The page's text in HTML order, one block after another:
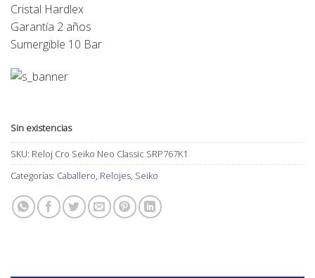
Cristal Hardlex
Garantía 2 años
Sumergible 10 Bar
Sin existencias
SKU: Reloj Cro Seiko Neo Classic SRP767K1
Categorías: Caballero, Relojes, Seiko